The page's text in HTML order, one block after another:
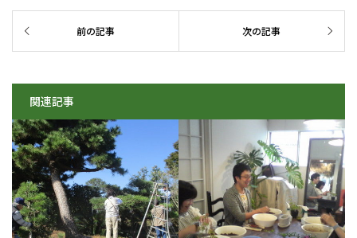
関連記事